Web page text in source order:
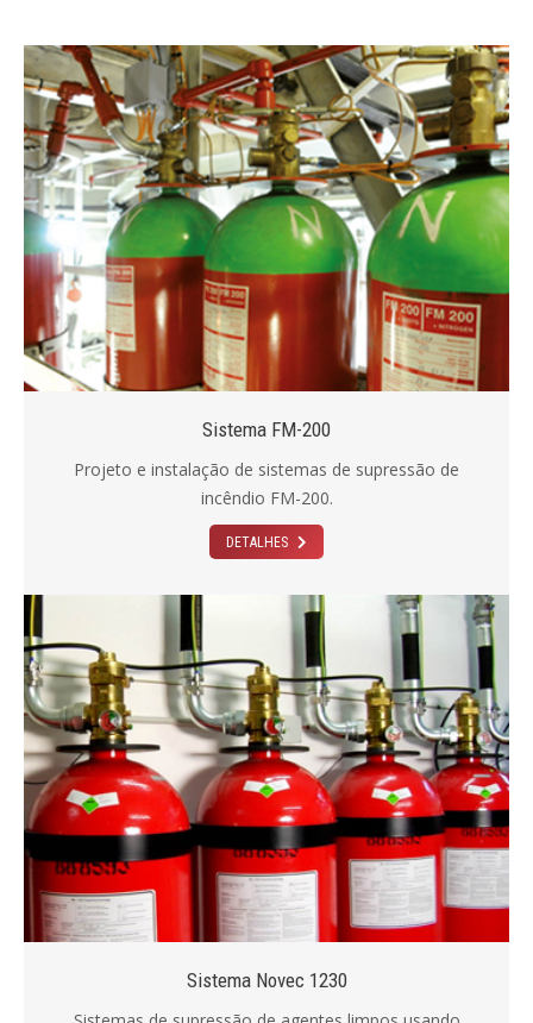
Sistema FM-200
Projeto e instalação de sistemas de supressão de
incêndio FM-200.
DETALHES
Sistema Novec 1230